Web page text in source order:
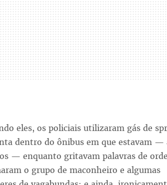
eles, os policiais utilizaram gás de
dentro do ônibus em que estavam —
— enquanto gritavam palavras de
o grupo de maconheiro e algumas